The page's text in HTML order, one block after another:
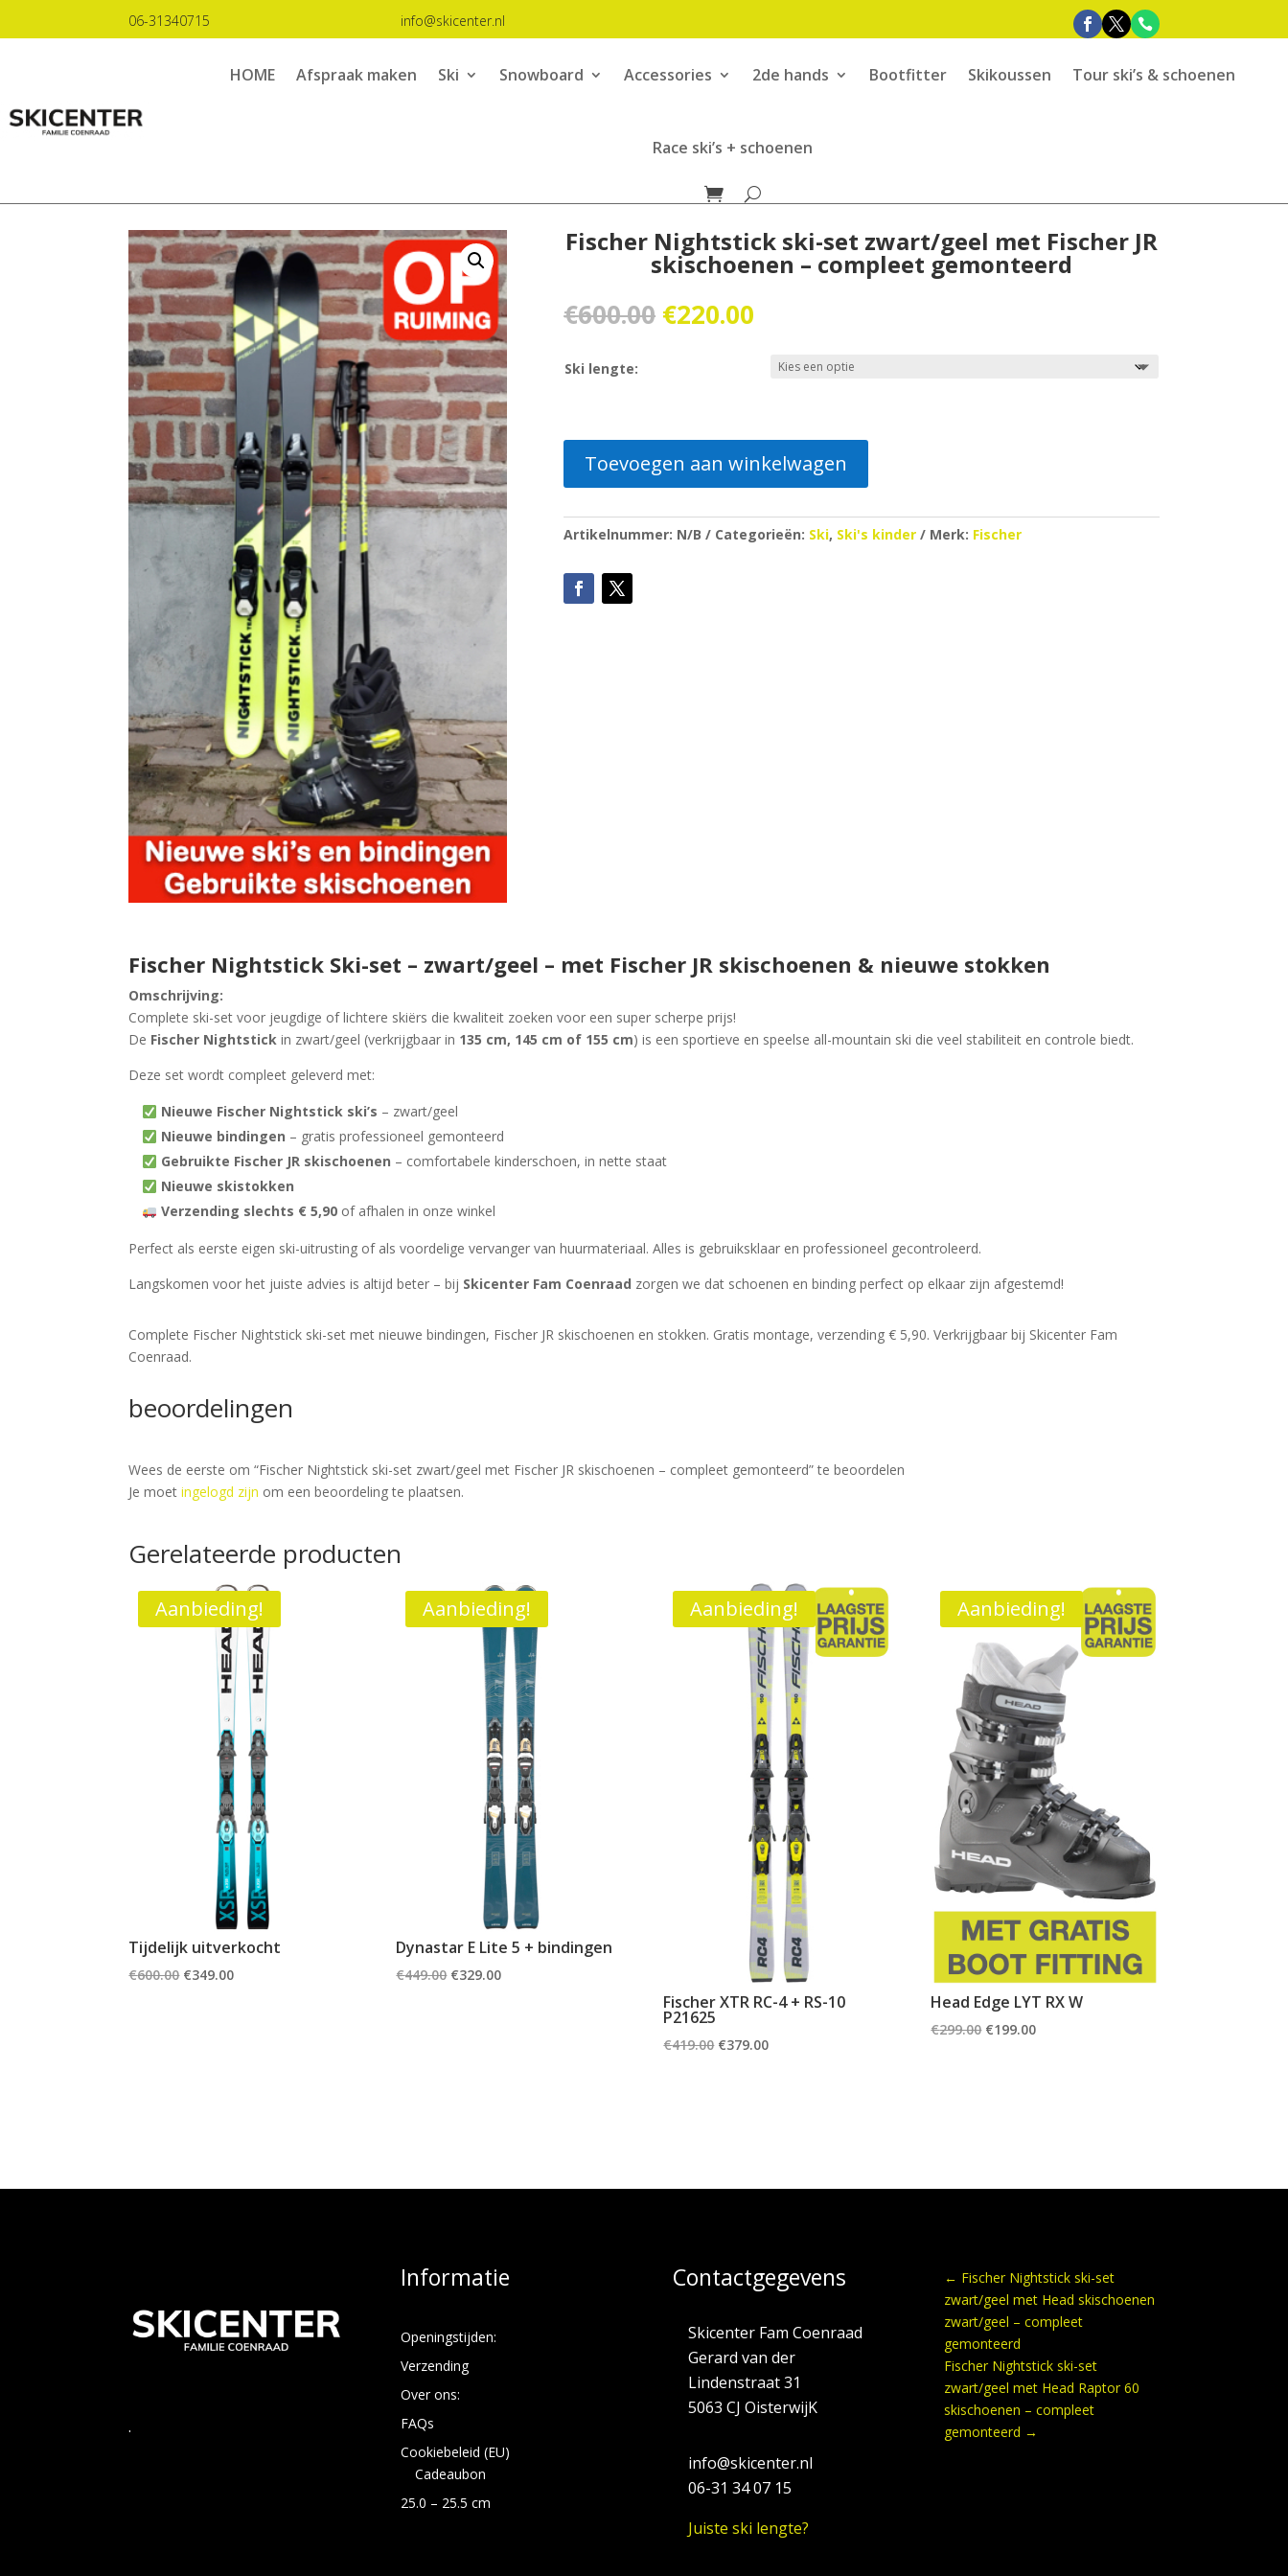
06-31340715 info@skicenter.nl
HOME Afspraak maken Ski Snowboard Accessories 2de hands Bootfitter Skikoussen Tour ski’s & schoenen
Race ski’s + schoenen
Fischer Nightstick ski-set zwart/geel met Fischer JR
skischoenen – compleet gemonteerd
€600.00 Oorspronkelijke
prijs
€220.00
is:
€220.00.
Ski lengte:
Toevoegen aan winkelwagen
Artikelnummer: N/B Categorieën: Ski, Ski's kinder Merk: Fischer
Fischer Nightstick Ski-set – zwart/geel – met Fischer JR skischoenen & nieuwe stokken
Omschrijving:
Complete ski-set voor jeugdige of lichtere skiërs die kwaliteit zoeken voor een super scherpe prijs!
De Fischer Nightstick in zwart/geel (verkrijgbaar in 135 cm, 145 cm of 155 cm) is een sportieve en speelse all-mountain ski die veel stabiliteit en controle biedt.
Deze set wordt compleet geleverd met:
Nieuwe Fischer Nightstick ski’s – zwart/geel
Nieuwe bindingen – gratis professioneel gemonteerd
Gebruikte Fischer JR skischoenen – comfortabele kinderschoen, in nette staat
Nieuwe skistokken
Verzending slechts € 5,90 of afhalen in onze winkel
Perfect als eerste eigen ski-uitrusting of als voordelige vervanger van huurmateriaal. Alles is gebruiksklaar en professioneel gecontroleerd.
Langskomen voor het juiste advies is altijd beter – bij Skicenter Fam Coenraad zorgen we dat schoenen en binding perfect op elkaar zijn afgestemd!
Complete Fischer Nightstick ski-set met nieuwe bindingen, Fischer JR skischoenen en stokken. Gratis montage, verzending € 5,90. Verkrijgbaar bij Skicenter Fam
Coenraad.
beoordelingen
Wees de eerste om “Fischer Nightstick ski-set zwart/geel met Fischer JR skischoenen – compleet gemonteerd” te beoordelen
Je moetingelogd zijn om een beoordeling te plaatsen.
Gerelateerde producten
Aanbieding!
Tijdelijk uitverkocht
€600.00 Oorspronkelijke
€349.00Huidige
Aanbieding!
Dynastar E Lite 5 + bindingen
€449.00 Oorspronkelijke
€329.00Huidige
Aanbieding!
Fischer XTR RC-4 + RS-10
P21625
€419.00 Oorspronkelijke
€379.00Huidige
Aanbieding!
Head Edge LYT RX W
€299.00 Oorspronkelijke
€199.00Huidige
.
Informatie
Openingstijden:
Verzending
Over ons:
FAQs
Cookiebeleid (EU)
Cadeaubon
25.0 – 25.5 cm
Contactgegevens
Skicenter Fam Coenraad
Gerard van der
Lindenstraat 31
5063 CJ OisterwijK
info@skicenter.nl
06-31 34 07 15
Juiste ski lengte?
← Fischer Nightstick ski-set
zwart/geel met Head skischoenen
zwart/geel – compleet
gemonteerd
Fischer Nightstick ski-set
zwart/geel met Head Raptor 60
skischoenen – compleet
gemonteerd →